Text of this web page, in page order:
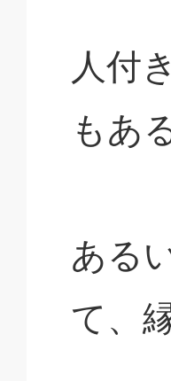
人付
もあ
ある
て、